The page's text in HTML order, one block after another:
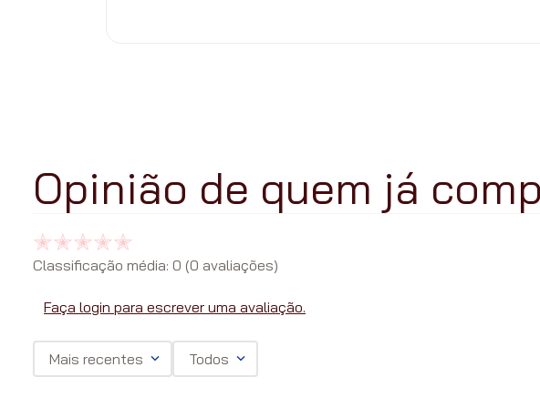
Classificação média: 0 (0 avaliações)
Faça login para escrever uma avaliação.
Mais recentes Todos